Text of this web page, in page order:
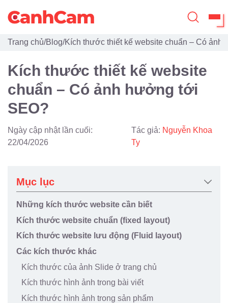
Trang Chủ
Giới Thiệu
Thiết Kế Website
Đã Thiết Kế
Dịch Vụ
Blog
Trang chủ/Blog/Kích thước thiết kế website chuẩn – Có ảnh
Kích thước thiết kế website
chuẩn – Có ảnh hưởng tới
SEO?
Ngày cập nhật lần cuối:
22/04/2026
Tác giả: Nguyễn Khoa
Ty
Mục lục
Những kích thước website cần biết
Kích thước website chuẩn (fixed layout)
Kích thước website lưu động (Fluid layout)
Các kích thước khác
Kích thước của ảnh Slide ở trang chủ
Kích thước hình ảnh trong bài viết
Kích thước hình ảnh trong sản phẩm